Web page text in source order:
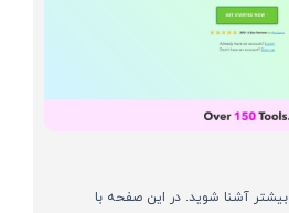
با هوش مصنوعی Nichesss بیشتر آشنا شوید. در این صفحه با